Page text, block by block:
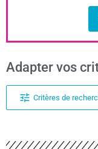
Adapter vos
Critères de